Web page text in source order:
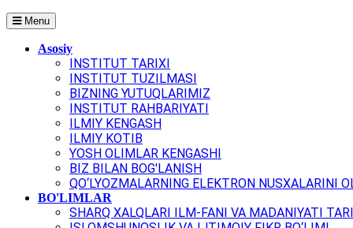
Menu
Asosiy
INSTITUT TARIXI
INSTITUT TUZILMASI
BIZNING YUTUQLARIMIZ
INSTITUT RAHBARIYATI
ILMIY KENGASH
ILMIY KOTIB
YOSH OLIMLAR KENGASHI
BIZ BILAN BOG'LANISH
QO‘LYOZMALARNING ELEKTRON NUSXALARINI
BO'LIMLAR
SHARQ XALQLARI ILM-FANI VA MADANIYATI